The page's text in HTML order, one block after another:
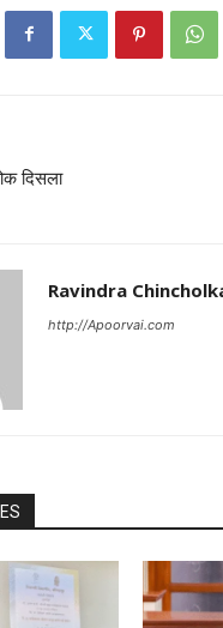
दिसला
Ravindra
http://Apoorvai.com